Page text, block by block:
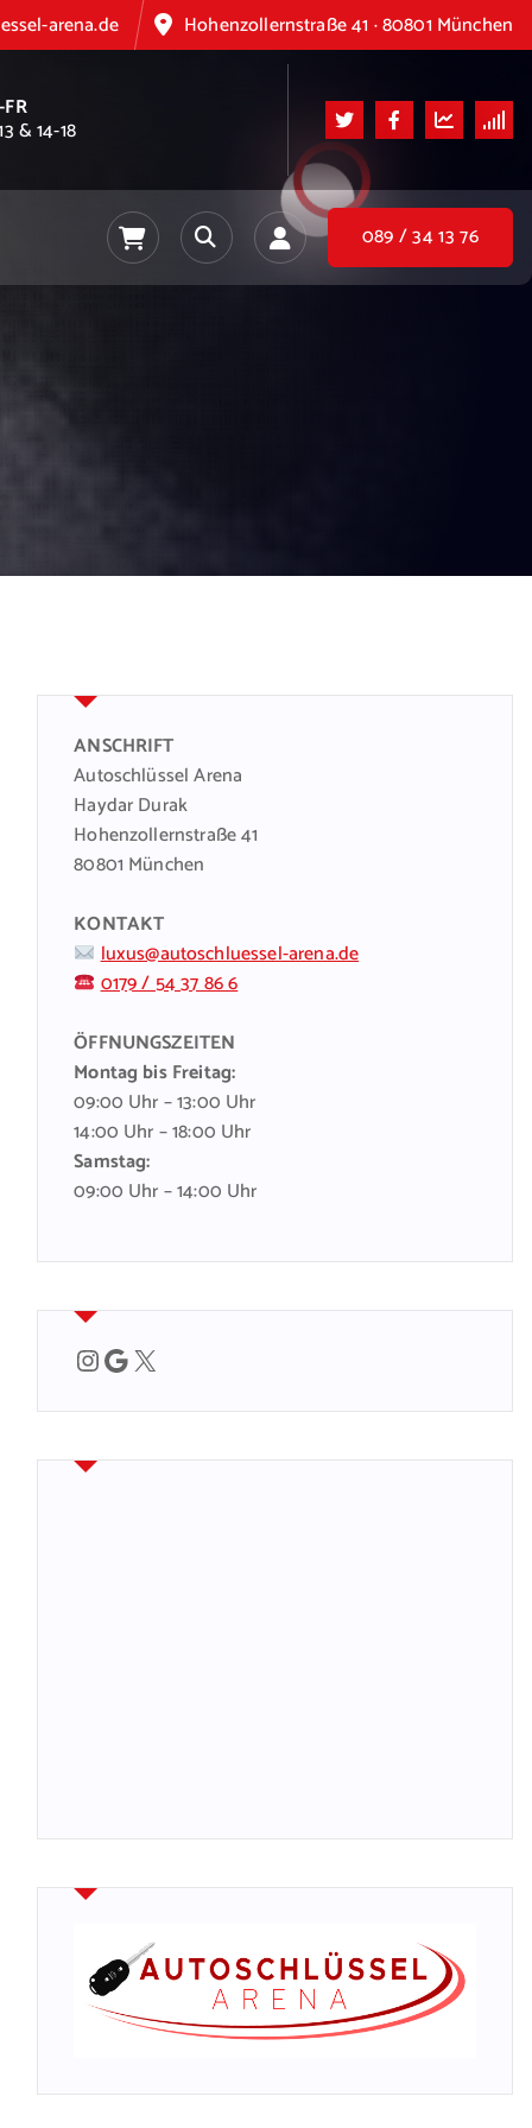
arena.de Hohenzollernstraße 41 · 80801 München
& 14-18
ANSCHRIFT
Autoschlüssel Arena
Haydar Durak
Hohenzollernstraße 41
80801 München
KONTAKT
luxus@autoschluessel-arena.de
0179 / 54 37 86 6
ÖFFNUNGSZEITEN
Montag bis Freitag:
09:00 Uhr – 13:00 Uhr
14:00 Uhr – 18:00 Uhr
Samstag:
09:00 Uhr – 14:00 Uhr
InstagramGoogle X